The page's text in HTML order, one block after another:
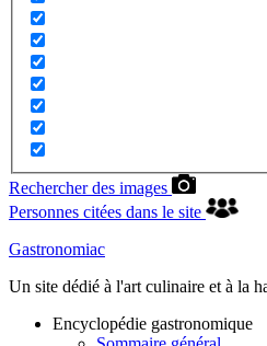
Rechercher des images
Personnes citées dans le site
Gastronomiac
Un site dédié à l'art culinaire et à la
Encyclopédie gastronomique